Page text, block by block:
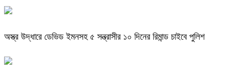
অস্ত্র উদ্ধারে ডেভিড ইমনসহ ৫ সন্ত্রাসীর ১০ দিনের রিমান্ড চাইবে পুলিশ